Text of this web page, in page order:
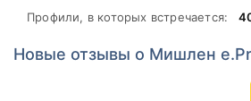
Профили, в которых встречается:
Новые отзывы о Мишлен